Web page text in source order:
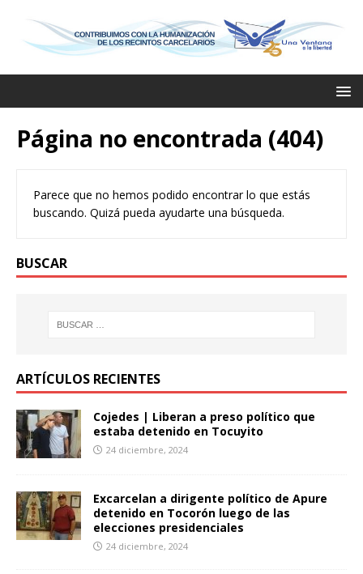
Página no encontrada (404)
Parece que no hemos podido encontrar lo que estás
buscando. Quizá pueda ayudarte una búsqueda.
BUSCAR
ARTÍCULOS RECIENTES
Cojedes | Liberan a preso político que
estaba detenido en Tocuyito
24 diciembre, 2024
Excarcelan a dirigente político de Apure
detenido en Tocorón luego de las
elecciones presidenciales
24 diciembre, 2024